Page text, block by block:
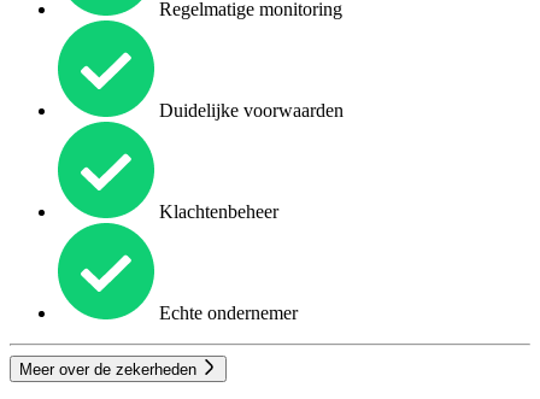
Regelmatige monitoring
Duidelijke voorwaarden
Klachtenbeheer
Echte ondernemer
Meer over de zekerheden